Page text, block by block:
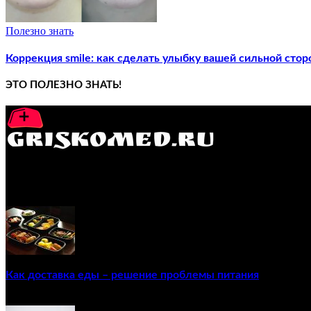
Полезно знать
Коррекция smile: как сделать улыбку вашей сильной
ЭТО ПОЛЕЗНО ЗНАТЬ!
Как доставка еды – решение проблемы питания